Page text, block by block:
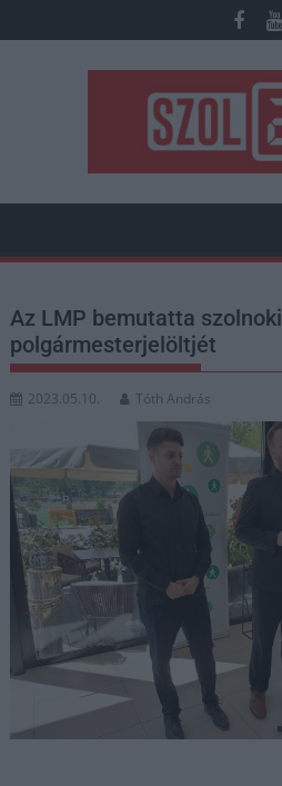
to
Az LMP bemutatta szolnoki
polgármesterjelöltjét
2023.05.10. Tóth András